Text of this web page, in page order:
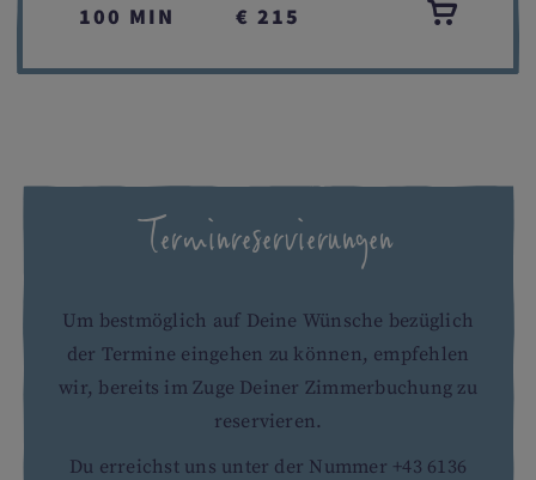
100 MIN € 215
Terminreservierungen
Um bestmöglich auf Deine Wünsche bezüglich
der Termine eingehen zu können, empfehlen
wir, bereits im Zuge Deiner Zimmerbuchung zu
reservieren.
Du erreichst uns unter der Nummer +43 6136